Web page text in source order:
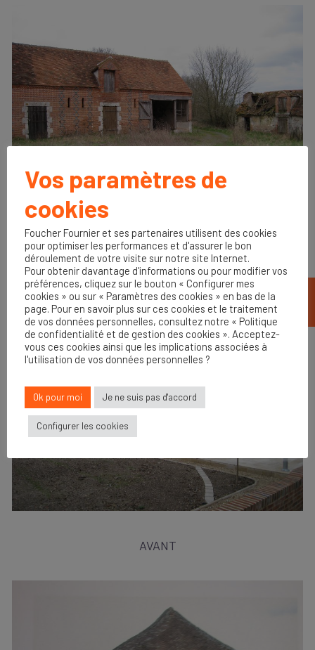
APRÈS
AVANT
Vos paramètres de
cookies
Foucher Fournier et ses partenaires utilisent des cookies
pour optimiser les performances et d'assurer le bon
déroulement de votre visite sur notre site Internet.
Pour obtenir davantage d'informations ou pour modifier vos
préférences, cliquez sur le bouton « Configurer mes
cookies » ou sur « Paramètres des cookies » en bas de la
page. Pour en savoir plus sur ces cookies et le traitement
de vos données personnelles, consultez notre « Politique
de confidentialité et de gestion des cookies ». Acceptez-
vous ces cookies ainsi que les implications associées à
l'utilisation de vos données personnelles ?
Ok pour moi Je ne suis pas d'accord
Configurer les cookies